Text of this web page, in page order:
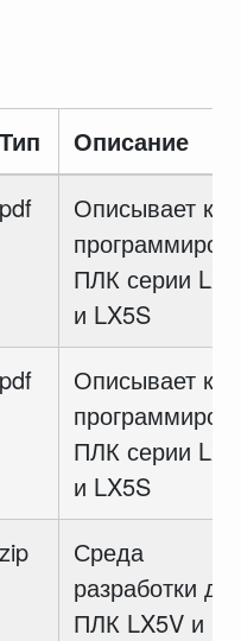
Тип
Описание
pdf
Описывает как
ПЛК серии
и LX5S
pdf
Описывает как
ПЛК серии
и LX5S
zip
Среда
разработки
ПЛК LX5V и